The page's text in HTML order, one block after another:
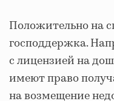
Положительно на
господдержка.
с лицензией на
имеют право
на возмещение